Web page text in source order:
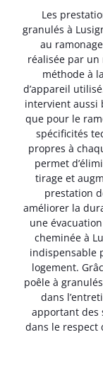
Les
granulés à
au
réalisée par un
méthode à
d’appareil
intervient aussi
que pour le
spécificités
propres à
permet
tirage et
prestation
améliorer la
une
cheminée à
indispensable
logement.
poêle à
dans
apportant des
dans le respect